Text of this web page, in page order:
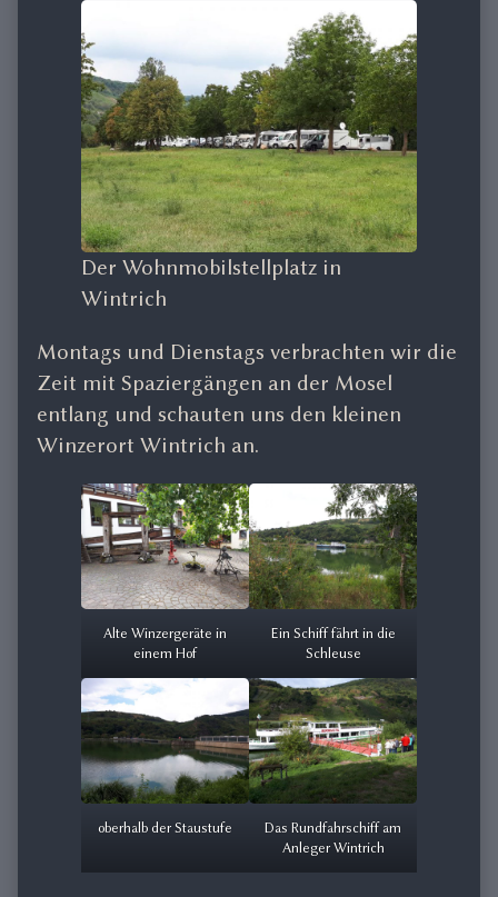
Der Wohnmobilstellplatz in
Wintrich
Montags und Dienstags verbrachten wir die
Zeit mit Spaziergängen an der Mosel
entlang und schauten uns den kleinen
Winzerort Wintrich an.
Alte Winzergeräte in
einem Hof
Ein Schiff fährt in die
Schleuse
oberhalb der Staustufe
Das Rundfahrschiff am
Anleger Wintrich